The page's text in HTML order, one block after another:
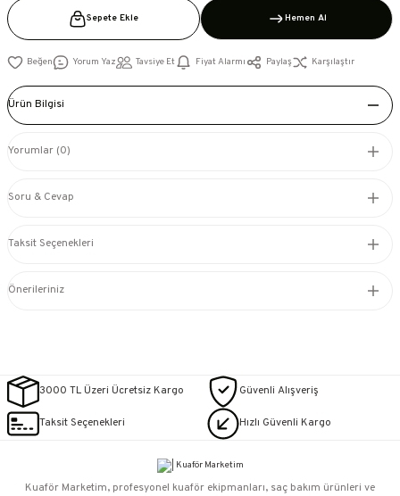
Sepete Ekle Hemen Al
Yorum Yaz Tavsiye Et Fiyat Alarmı Paylaş Karşılaştır
Ürün Bilgisi
Yorumlar (0)
Soru & Cevap
Taksit Seçenekleri
Önerileriniz
3000 TL Üzeri Ücretsiz Kargo Güvenli Alışveriş
Taksit Seçenekleri Hızlı Güvenli Kargo
Kuaför Marketim, profesyonel kuaför ekipmanları, saç bakım ürünleri ve